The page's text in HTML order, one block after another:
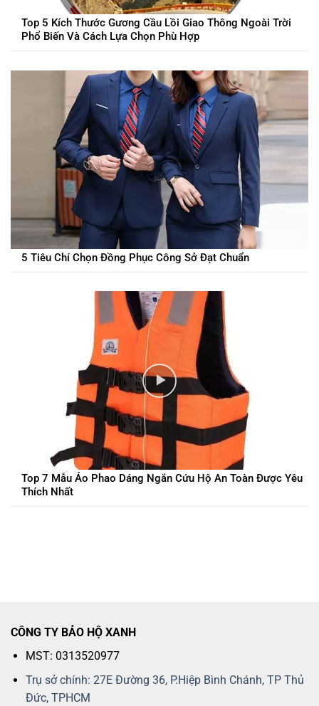
Top 5 Kích Thước Gương Cầu Lồi Giao Thông Ngoài Trời
Phổ Biến Và Cách Lựa Chọn Phù Hợp
5 Tiêu Chí Chọn Đồng Phục Công Sở Đạt Chuẩn
Top 7 Mẫu Áo Phao Dáng Ngắn Cứu Hộ An Toàn Được Yêu
Thích Nhất
CÔNG TY BẢO HỘ XANH
MST: 0313520977
Trụ sở chính: 27E Đường 36, P.Hiệp Bình Chánh, TP Thủ
Đức, TPHCM